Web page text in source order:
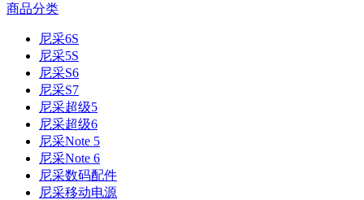
商品分类
尼采6S
尼采5S
尼采S6
尼采S7
尼采超级5
尼采超级6
尼采Note 5
尼采Note 6
尼采数码配件
尼采移动电源